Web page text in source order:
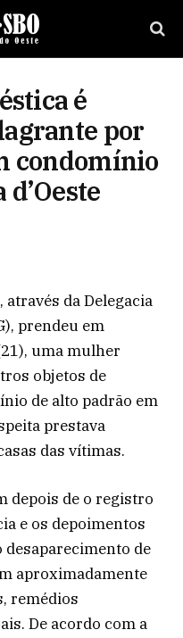
é
por
condomínio
da Delegacia
prendeu em
uma mulher
objetos de
de alto padrão em
prestava
das vítimas.
depois de o registro
e os depoimentos
de
aproximadamente
remédios
De acordo com a